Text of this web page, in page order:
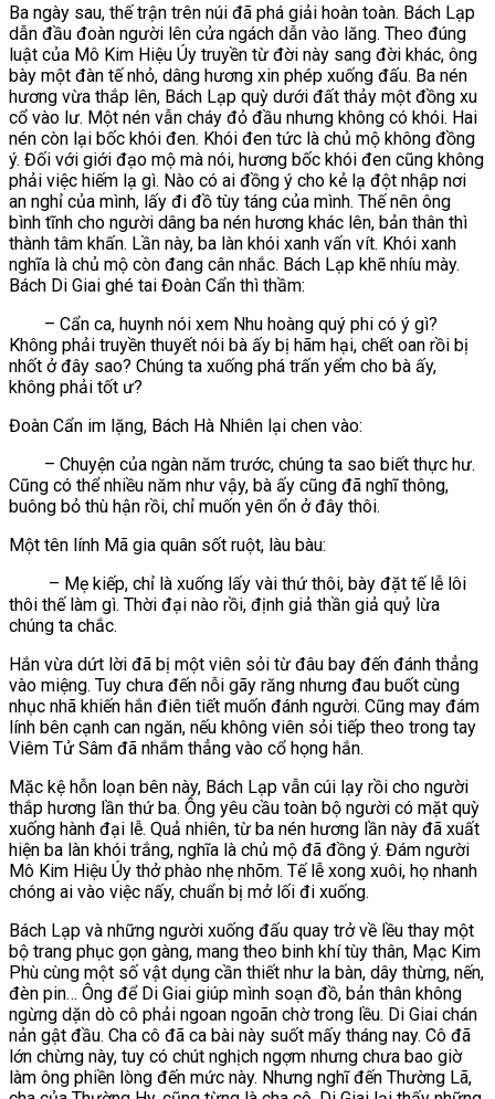
Ba ngày sau, thế trận trên núi đã phá giải hoàn toàn. Bách Lạp
dẫn đầu đoàn người lên cửa ngách dẫn vào lăng. Theo đúng
luật của Mô Kim Hiệu Úy truyền từ đời này sang đời khác, ông
bày một đàn tế nhỏ, dâng hương xin phép xuống đấu. Ba nén
hương vừa thắp lên, Bách Lạp quỳ dưới đất thảy một đồng xu
cổ vào lư. Một nén vẫn cháy đỏ đầu nhưng không có khói. Hai
nén còn lại bốc khói đen. Khói đen tức là chủ mộ không đồng
ý. Đối với giới đạo mộ mà nói, hương bốc khói đen cũng không
phải việc hiếm lạ gì. Nào có ai đồng ý cho kẻ lạ đột nhập nơi
an nghỉ của mình, lấy đi đồ tùy táng của mình. Thế nên ông
bình tĩnh cho người dâng ba nén hương khác lên, bản thân thì
thành tâm khấn. Lần này, ba làn khói xanh vấn vít. Khói xanh
nghĩa là chủ mộ còn đang cân nhắc. Bách Lạp khẽ nhíu mày.
Bách Di Giai ghé tai Đoàn Cẩn thì thầm:
– Cẩn ca, huynh nói xem Nhu hoàng quý phi có ý gì?
Không phải truyền thuyết nói bà ấy bị hãm hại, chết oan rồi bị
nhốt ở đây sao? Chúng ta xuống phá trấn yểm cho bà ấy,
không phải tốt ư?
Đoàn Cẩn im lặng, Bách Hà Nhiên lại chen vào:
– Chuyện của ngàn năm trước, chúng ta sao biết thực hư.
Cũng có thể nhiều năm như vậy, bà ấy cũng đã nghĩ thông,
buông bỏ thù hận rồi, chỉ muốn yên ổn ở đây thôi.
Một tên lính Mã gia quân sốt ruột, làu bàu:
– Mẹ kiếp, chỉ là xuống lấy vài thứ thôi, bày đặt tế lễ lôi
thôi thế làm gì. Thời đại nào rồi, định giả thần giả quỷ lừa
chúng ta chắc.
Hắn vừa dứt lời đã bị một viên sỏi từ đâu bay đến đánh thẳng
vào miệng. Tuy chưa đến nỗi gãy răng nhưng đau buốt cùng
nhục nhã khiến hắn điên tiết muốn đánh người. Cũng may đám
lính bên cạnh can ngăn, nếu không viên sỏi tiếp theo trong tay
Viêm Tử Sâm đã nhắm thẳng vào cổ họng hắn.
Mặc kệ hỗn loạn bên này, Bách Lạp vẫn cúi lạy rồi cho người
thắp hương lần thứ ba. Ông yêu cầu toàn bộ người có mặt quỳ
xuống hành đại lễ. Quả nhiên, từ ba nén hương lần này đã xuất
hiện ba làn khói trắng, nghĩa là chủ mộ đã đồng ý. Đám người
Mô Kim Hiệu Úy thở phào nhẹ nhõm. Tế lễ xong xuôi, họ nhanh
chóng ai vào việc nấy, chuẩn bị mở lối đi xuống.
Bách Lạp và những người xuống đấu quay trở về lều thay một
bộ trang phục gọn gàng, mang theo binh khí tùy thân, Mạc Kim
Phù cùng một số vật dụng cần thiết như la bàn, dây thừng, nến,
đèn pin… Ông để Di Giai giúp mình soạn đồ, bản thân không
ngừng dặn dò cô phải ngoan ngoãn chờ trong lều. Di Giai chán
nản gật đầu. Cha cô đã ca bài này suốt mấy tháng nay. Cô đã
lớn chừng này, tuy có chút nghịch ngợm nhưng chưa bao giờ
làm ông phiền lòng đến mức này. Nhưng nghĩ đến Thường Lã,